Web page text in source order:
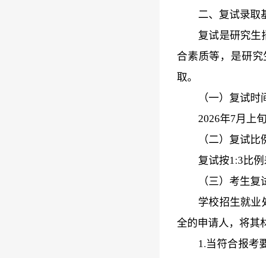
二、 复试录取
复试是研究生
合素质等，是研
取。
（一）复试时
2026年7月
上
（二）复试比
复试按1:3 比
（三） 考生复
学校招生就业
全的申请人， 将其
1.当符合报考